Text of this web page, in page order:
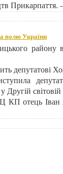
Прикарпаття.
волю України
району
депутатові
Другій
КП отець